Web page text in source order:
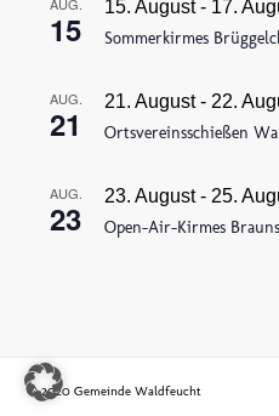
AUG.
15
15. August- 17.
Sommerkirmes
AUG.
21
21. August- 22.
Ortsvereinsschießen
AUG.
23
23. August- 25.
Open-Air-Kirmes
© 2020 Gemeinde Waldfeucht